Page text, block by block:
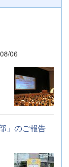
08/06
」のご報告